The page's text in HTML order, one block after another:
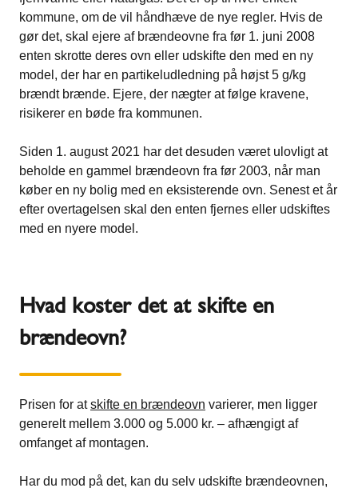
kommune, om de vil håndhæve de nye regler. Hvis de
gør det, skal ejere af brændeovne fra før 1. juni 2008
enten skrotte deres ovn eller udskifte den med en ny
model, der har en partikeludledning på højst 5 g/kg
brændt brænde. Ejere, der nægter at følge kravene,
risikerer en bøde fra kommunen.
Siden 1. august 2021 har det desuden været ulovligt at
beholde en gammel brændeovn fra før 2003, når man
køber en ny bolig med en eksisterende ovn. Senest et år
efter overtagelsen skal den enten fjernes eller udskiftes
med en nyere model.
Hvad koster det at skifte en
brændeovn?
Prisen for atskifte en brændeovn varierer, men ligger
generelt mellem 3.000 og 5.000 kr. – afhængigt af
omfanget af montagen.
Har du mod på det, kan du selv udskifte brændeovnen,